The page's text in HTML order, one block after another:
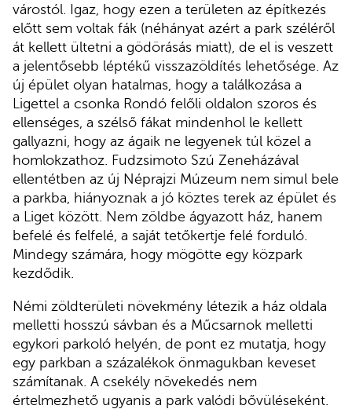
várostól. Igaz, hogy ezen a területen az építkezés
előtt sem voltak fák (néhányat azért a park széléről
át kellett ültetni a gödörásás miatt), de el is veszett
a jelentősebb léptékű visszazöldítés lehetősége. Az
új épület olyan hatalmas, hogy a találkozása a
Ligettel a csonka Rondó felőli oldalon szoros és
ellenséges, a szélső fákat mindenhol le kellett
gallyazni, hogy az ágaik ne legyenek túl közel a
homlokzathoz. Fudzsimoto Szú Zeneházával
ellentétben az új Néprajzi Múzeum nem simul bele
a parkba, hiányoznak a jó köztes terek az épület és
a Liget között. Nem zöldbe ágyazott ház, hanem
befelé és felfelé, a saját tetőkertje felé forduló.
Mindegy számára, hogy mögötte egy közpark
kezdődik.
Némi zöldterületi növekmény létezik a ház oldala
melletti hosszú sávban és a Műcsarnok melletti
egykori parkoló helyén, de pont ez mutatja, hogy
egy parkban a százalékok önmagukban keveset
számítanak. A csekély növekedés nem
értelmezhető ugyanis a park valódi bővüléseként.